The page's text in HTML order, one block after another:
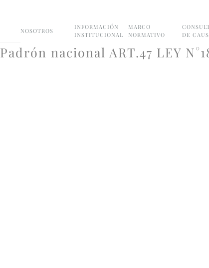
NOSOTROS
INFORMACIÓN
INSTITUCIONAL
MARCO
NORMATIVO
DE
Padrón nacional ART.47 LEY